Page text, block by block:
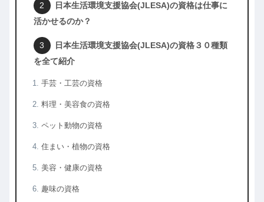
日本生活環境支援協会(JLESA)の資格は仕事に
活かせるのか？
日本生活環境支援協会(JLESA)の資格３０種類
を全て紹介
手芸・工芸の資格
料理・美容食の資格
ペット動物の資格
住まい・植物の資格
美容・健康の資格
趣味の資格